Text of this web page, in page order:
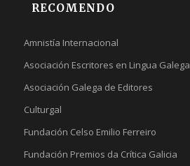
RECOMENDO
Amnistía Internacional
Asociación Escritores en Lingua Galega
Asociación Galega de Editores
Culturgal
Fundación Celso Emilio Ferreiro
Fundación Premios da Crítica Galicia